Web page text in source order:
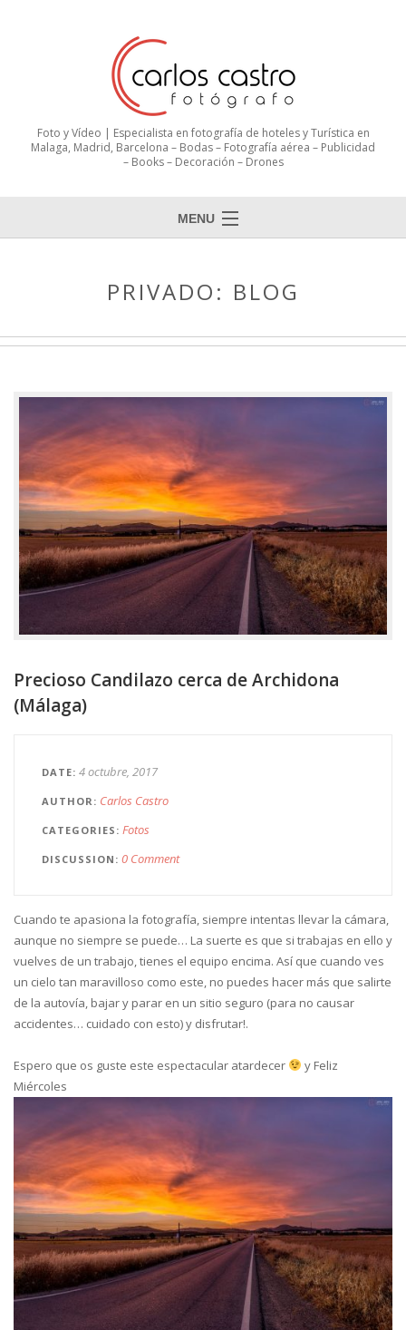
Foto y Vídeo | Especialista en fotografía de hoteles y Turística en
Malaga, Madrid, Barcelona – Bodas – Fotografía aérea – Publicidad
– Books – Decoración – Drones
MENU
PRIVADO: BLOG
Precioso Candilazo cerca de Archidona
(Málaga)
DATE 4 octubre, 2017
AUTHOR Carlos Castro
CATEGORIES Fotos
DISCUSSION 0 Comment
Cuando te apasiona la fotografía, siempre intentas llevar la cámara,
aunque no siempre se puede… La suerte es que si trabajas en ello y
vuelves de un trabajo, tienes el equipo encima. Así que cuando ves
un cielo tan maravilloso como este, no puedes hacer más que salirte
de la autovía, bajar y parar en un sitio seguro (para no causar
accidentes… cuidado con esto) y disfrutar!.
Espero que os guste este espectacular atardecer
y Feliz
Miércoles